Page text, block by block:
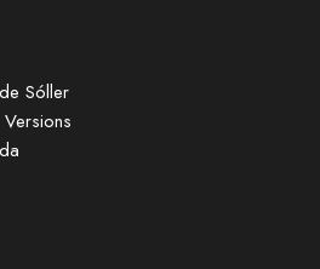
Sóller
Versions